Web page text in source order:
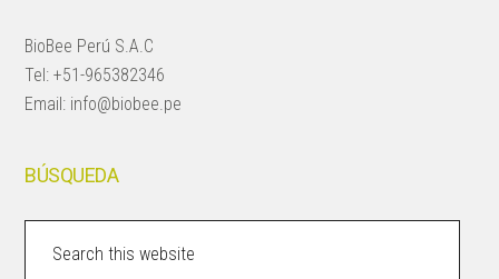
BioBee Perú S.A.C
Tel:+51-965382346
Email: info@biobee.pe
BÚSQUEDA